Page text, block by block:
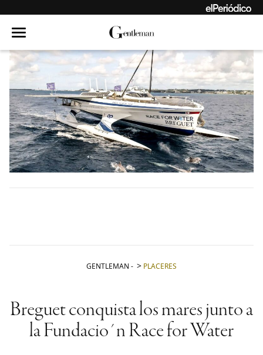
GENTLEMAN - PLACERES
Breguet conquista los mares junto a
la Fundacio´n Race for Water